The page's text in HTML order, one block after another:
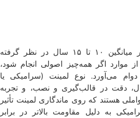
عمر لمینت دندان به‌طور میانگین ۱۰ تا ۱۵ سال در نظر گرفته
موارد اگر همه‌چیز اصولی انجام شود،
می‌آورد. نوع لمینت (سرامیکی یا
دقت در قالب‌گیری و نصب، و تجربه
هستند که روی ماندگاری لمینت تأثیر
به دلیل مقاومت بالاتر در برابر